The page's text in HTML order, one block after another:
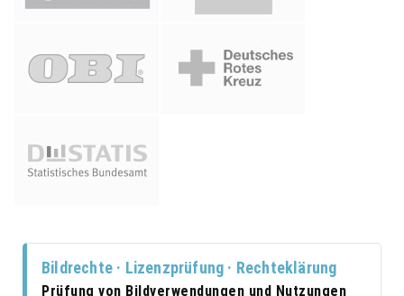
Bildrechte · Lizenzprüfung · Rechteklärung
Prüfung von Bildverwendungen und Nutzungen